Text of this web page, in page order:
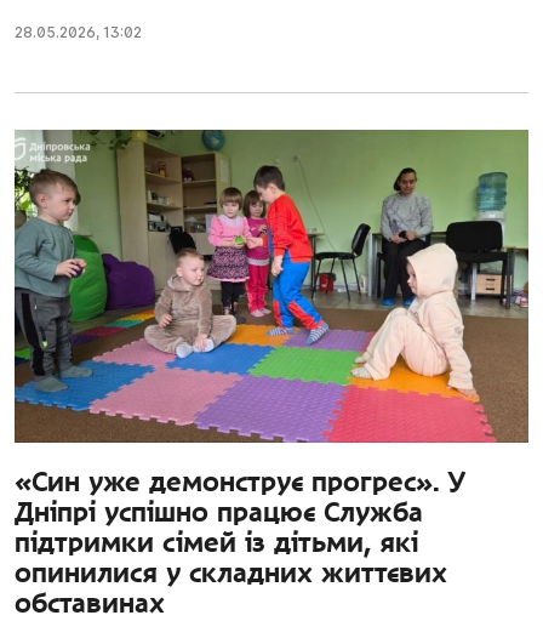
28.05.2026, 13:02
«Син уже демонструє прогрес». У
Дніпрі успішно працює Служба
підтримки сімей із дітьми, які
опинилися у складних життєвих
обставинах